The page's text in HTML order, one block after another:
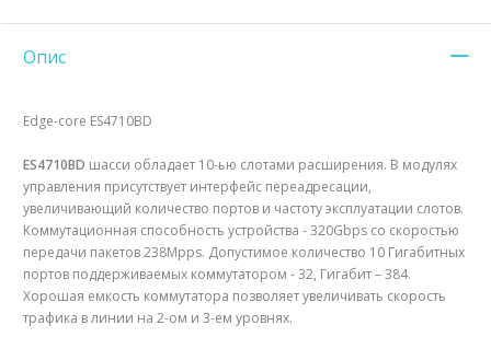
Опис
Edge-core ES4710BD
ES4710BD шасси обладает 10-ью слотами расширения. В модулях
управления присутствует интерфейс переадресации,
увеличивающий количество портов и частоту эксплуатации слотов.
Коммутационная способность устройства - 320Gbps со скоростью
передачи пакетов 238Mpps. Допустимое количество 10 Гигабитных
портов поддерживаемых коммутатором - 32, Гигабит – 384.
Хорошая емкость коммутатора позволяет увеличивать скорость
трафика в линии на 2-ом и 3-ем уровнях.